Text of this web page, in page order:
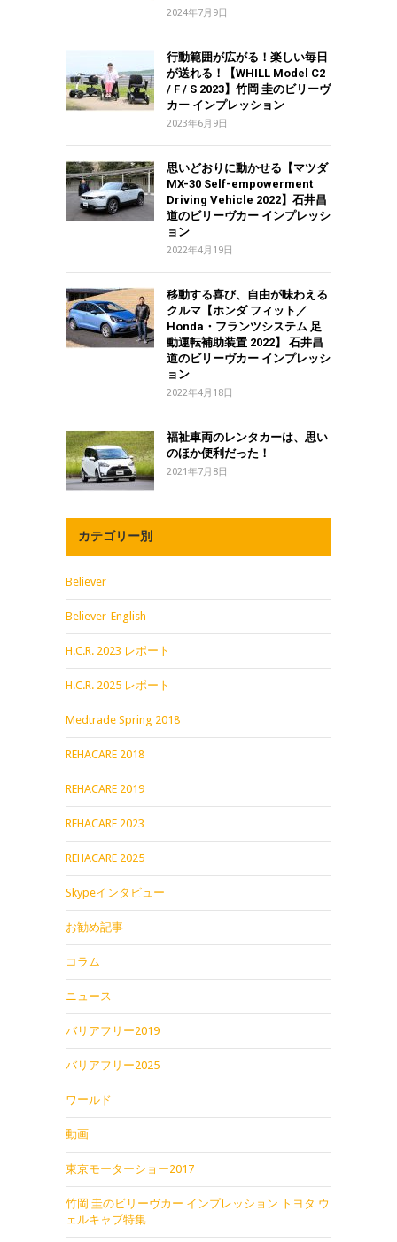
2024年7月9日
行動範囲が広がる！楽しい毎日
が送れる！【WHILL Model C2
/ F / S 2023】竹岡 圭のビリーヴ
カー インプレッション
2023年6月9日
思いどおりに動かせる【マツダ
MX-30 Self-empowerment
Driving Vehicle 2022】石井昌
道のビリーヴカー インプレッシ
ョン
2022年4月19日
移動する喜び、自由が味わえる
クルマ【ホンダ フィット／
Honda・フランツシステム 足
動運転補助装置 2022】 石井昌
道のビリーヴカー インプレッシ
ョン
2022年4月18日
福祉車両のレンタカーは、思い
のほか便利だった！
2021年7月8日
カテゴリー別
Believer
Believer-English
H.C.R. 2023 レポート
H.C.R. 2025 レポート
Medtrade Spring 2018
REHACARE 2018
REHACARE 2019
REHACARE 2023
REHACARE 2025
Skypeインタビュー
お勧め記事
コラム
ニュース
バリアフリー2019
バリアフリー2025
ワールド
動画
東京モーターショー2017
竹岡 圭のビリーヴカー インプレッション トヨタ ウ
ェルキャブ特集